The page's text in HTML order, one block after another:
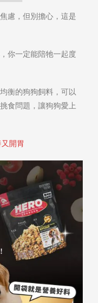
慮，但別擔心，這是
你一定能陪牠一起度
衡的狗狗飼料，可以
食問題，讓狗狗愛上
開胃